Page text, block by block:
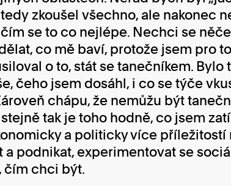
zkoušel všechno, ale nakonec
se to co nejlépe. Nechci se
co mě baví, protože jsem pro
o to, stát se tanečníkem. Bylo
čeho jsem dosáhl, i co se týče
chápu, že nemůžu být
tak je toho hodně, co jsem
a politicky více příležitostí
a podnikat, experimentovat se
čím chci být.